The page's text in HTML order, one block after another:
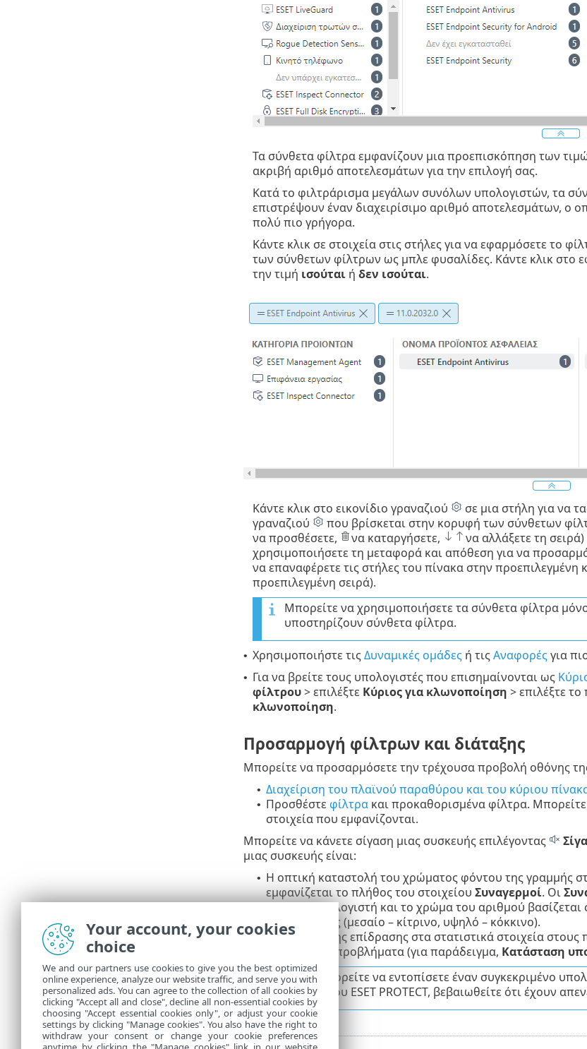
Τα σύνθετα φίλτρα εμφανίζουν μια προεπισκόπηση των
ακριβή αριθμό αποτελεσμάτων για την επιλογή σας.
Κατά το φιλτράρισμα μεγάλων συνόλων υπολογιστών, τα
επιστρέψουν έναν διαχειρίσιμο αριθμό αποτελεσμάτων, ο
πολύ πιο γρήγορα.
Κάντε κλικ σε στοιχεία στις στήλες για να εφαρμόσετε το
των σύνθετων φίλτρων ως μπλε φυσαλίδες. Κάντε κλικ στο
την τιμή ισούταιή δεν ισούται.
Κάντε κλικ στο εικονίδιο γραναζιού
σε μια στήλη για να
γραναζιού
που βρίσκεται στην κορυφή των σύνθετων
να προσθέσετε,
να καταργήσετε,
να αλλάξετε τη
χρησιμοποιήσετε τη μεταφορά και απόθεση για να
να επαναφέρετε τις στήλες του πίνακα στην προεπιλεγμένη
προεπιλεγμένη σειρά).
Μπορείτε να χρησιμοποιήσετε τα σύνθετα φίλτρα
υποστηρίζουν σύνθετα φίλτρα.
• Χρησιμοποιήστε τιςΔυναμικές ομάδεςή τιςΑναφορέςγια
• Για να βρείτε τους υπολογιστές που επισημαίνονται ως
φίλτρου> επιλέξτε Κύριος για κλωνοποίηση > επιλέξτε
κλωνοποίηση.
Προσαρμογή φίλτρων και διάταξης
Μπορείτε να προσαρμόσετε την τρέχουσα προβολή οθόνης
• Διαχείριση του πλαϊνού παραθύρου και του κύριου
• Προσθέστεφίλτρακαι προκαθορισμένα φίλτρα.
στοιχεία που εμφανίζονται.
Μπορείτε να κάνετε σίγαση μιας συσκευής επιλέγοντας
μιας συσκευής είναι:
• Η οπτική καταστολή του χρώματος φόντου της γραμμής
εμφανίζεται το πλήθος του στοιχείου Συναγερμοί. Οι
από τον υπολογιστή και το χρώμα του αριθμού
προβλήματος (μεσαίο – κίτρινο, υψηλό – κόκκινο).
• Καταστολή της επίδρασης στα στατιστικά στοιχεία στους
λειτουργικά προβλήματα (για παράδειγμα, Κατάσταση
Εάν δεν μπορείτε να εντοπίσετε έναν συγκεκριμένο
υποδομή του ESET PROTECT, βεβαιωθείτε ότι έχουν
Your account, your cookies
choice
We and our partners use cookies to give you the best optimized
online experience, analyze our website traffic, and serve you with
personalized ads. You can agree to the collection of all cookies by
clicking "Accept all and close", decline all non-essential cookies by
choosing "Accept essential cookies only", or adjust your cookie
settings by clicking "Manage cookies". You also have the right to
withdraw your consent or change your cookie preferences